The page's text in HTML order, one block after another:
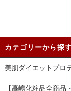
カテゴリーから探す
美肌ダイエットプロ
【高嶋化粧品全商